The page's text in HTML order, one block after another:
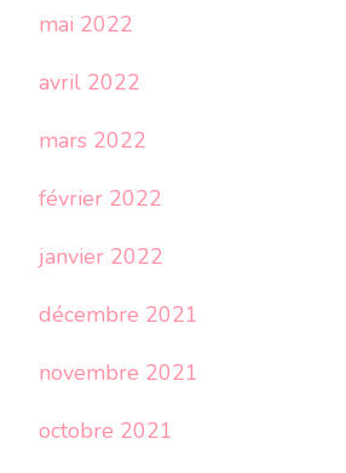
mai 2022
avril 2022
mars 2022
février 2022
janvier 2022
décembre 2021
novembre 2021
octobre 2021